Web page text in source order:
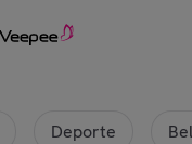
Deporte